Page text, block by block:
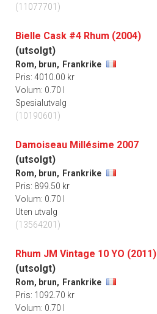
(11077701)
Bielle Cask #4 Rhum (2004)
(utsolgt)
Rom, brun, Frankrike
Pris: 4010.00 kr
Volum: 0.70 l
Spesialutvalg
(10190601)
Damoiseau Millésime 2007
(utsolgt)
Rom, brun, Frankrike
Pris: 899.50 kr
Volum: 0.70 l
Uten utvalg
(13564201)
Rhum JM Vintage 10 YO (2011)
(utsolgt)
Rom, brun, Frankrike
Pris: 1092.70 kr
Volum: 0.70 l